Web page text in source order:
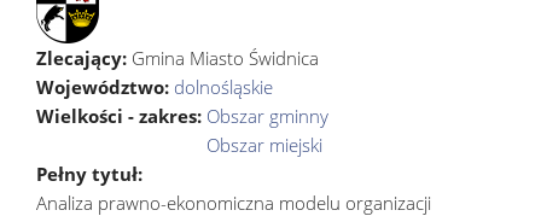
Zlecający: Gmina Miasto Świdnica
Województwo: dolnośląskie
Wielkości - zakres: Obszar gminny
Obszar miejski
Pełny tytuł:
Analiza prawno-ekonomiczna modelu organizacji